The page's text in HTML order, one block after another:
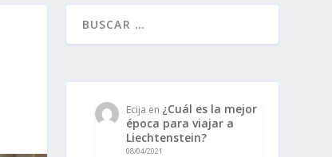
Ecija en ¿Cuál es la mejor
época para viajar a
Liechtenstein?
08/04/2021